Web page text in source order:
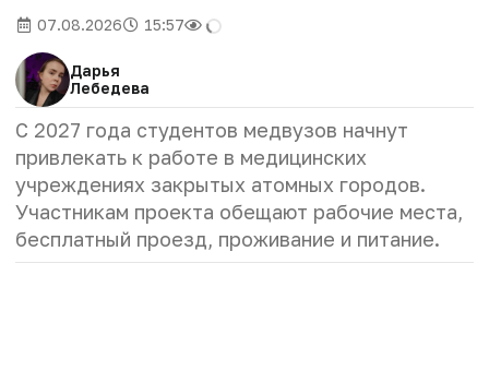
07.08.2026 15:57
Дарья
Лебедева
С 2027 года студентов медвузов начнут
привлекать к работе в медицинских
учреждениях закрытых атомных городов.
Участникам проекта обещают рабочие места,
бесплатный проезд, проживание и питание.